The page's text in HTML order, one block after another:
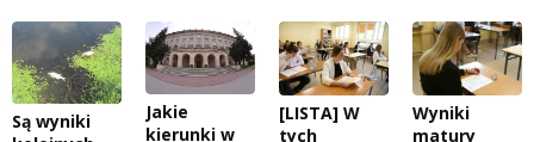
Są wyniki
Jakie
kierunki w
[LISTA] W
tych
Wyniki
matury